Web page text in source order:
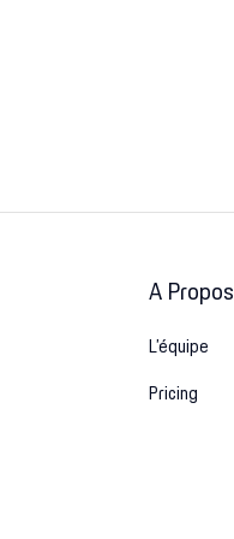
A Propos
L’équipe
Pricing